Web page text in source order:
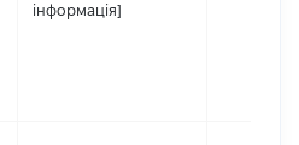
інформація]